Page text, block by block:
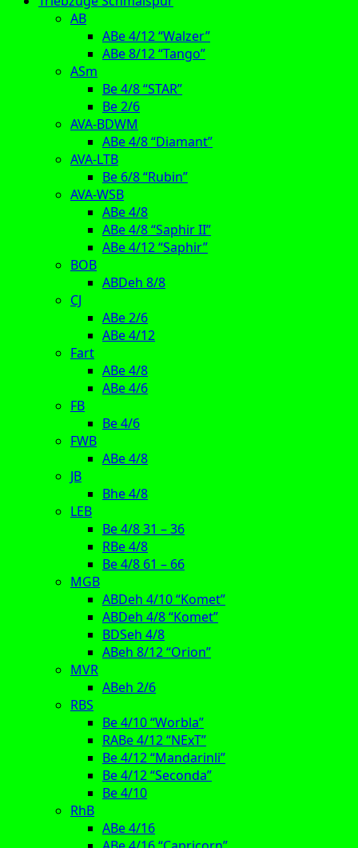
AB
ABe 4/12 “Walzer”
ABe 8/12 “Tango”
ASm
Be 4/8 “STAR”
Be 2/6
AVA-BDWM
ABe 4/8 “Diamant”
AVA-LTB
Be 6/8 “Rubin”
AVA-WSB
ABe 4/8
ABe 4/8 “Saphir II”
ABe 4/12 “Saphir”
BOB
ABDeh 8/8
CJ
ABe 2/6
ABe 4/12
Fart
ABe 4/8
ABe 4/6
FB
Be 4/6
FWB
ABe 4/8
JB
Bhe 4/8
LEB
Be 4/8 31 – 36
RBe 4/8
Be 4/8 61 – 66
MGB
ABDeh 4/10 “Komet”
ABDeh 4/8 “Komet”
BDSeh 4/8
ABeh 8/12 “Orion”
MVR
ABeh 2/6
RBS
Be 4/10 “Worbla”
RABe 4/12 “NExT”
Be 4/12 “Mandarinli”
Be 4/12 “Seconda”
Be 4/10
RhB
ABe 4/16